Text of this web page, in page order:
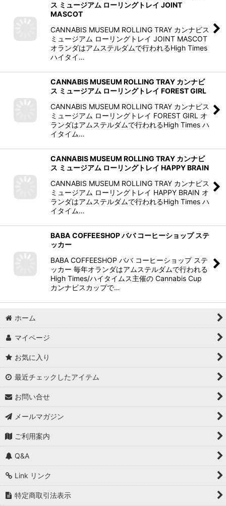
ス ミュージアム ローリングトレイ JOINT
MASCOT
CANNABIS MUSEUM ROLLING TRAY カンナビス
ミュージアム ローリングトレイ JOINT MASCOT
オランダはアムステルダムで行われるHigh Times
ハイタイ…
CANNABIS MUSEUM ROLLING TRAY カンナビ
ス ミュージアム ローリングトレイ FOREST GIRL
CANNABIS MUSEUM ROLLING TRAY カンナビス
ミュージアム ローリングトレイ FOREST GIRL オ
ランダはアムステルダムで行われるHigh Times ハ
イタイム…
CANNABIS MUSEUM ROLLING TRAY カンナビ
ス ミュージアム ローリングトレイ HAPPY BRAIN
CANNABIS MUSEUM ROLLING TRAY カンナビス
ミュージアム ローリングトレイ HAPPY BRAIN オ
ランダはアムステルダムで行われるHigh Times ハ
イタイム…
BABA COFFEESHOP ババ コーヒーショップ ステ
ッカー
BABA COFFEESHOP ババ コーヒーショップ ステ
ッカー 毎年オランダはアムステルダムで行われる
High Times/ハイタイムス主催の Cannabis Cup
カンナビスカップで…
ホーム
マイページ
お気に入り
最近チェックしたアイテム
お問い合せ
メールマガジン
ご利用案内
Q&A
Link リンク
特定商取引法表示